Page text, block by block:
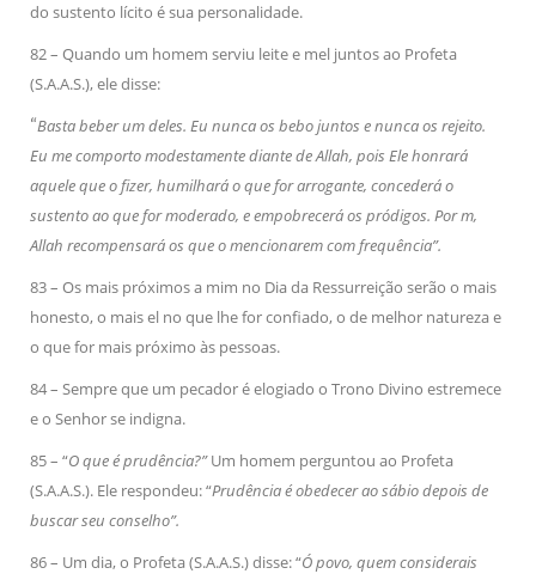
do sustento lícito é sua personalidade.
82 – Quando um homem serviu leite e mel juntos ao Profeta
(S.A.A.S.), ele disse:
“Basta beber um deles. Eu nunca os bebo juntos e nunca os rejeito.
Eu me comporto modestamente diante de Allah, pois Ele honrará
aquele que o fizer, humilhará o que for arrogante, concederá o
sustento ao que for moderado, e empobrecerá os pródigos. Por m,
Allah recompensará os que o mencionarem com frequência”.
83 – Os mais próximos a mim no Dia da Ressurreição serão o mais
honesto, o mais el no que lhe for confiado, o de melhor natureza e
o que for mais próximo às pessoas.
84 – Sempre que um pecador é elogiado o Trono Divino estremece
e o Senhor se indigna.
85 – “O que é prudência?”Um homem perguntou ao Profeta
(S.A.A.S.). Ele respondeu: “Prudência é obedecer ao sábio depois de
buscar seu conselho”.
86 – Um dia, o Profeta (S.A.A.S.) disse: “Ó povo, quem considerais